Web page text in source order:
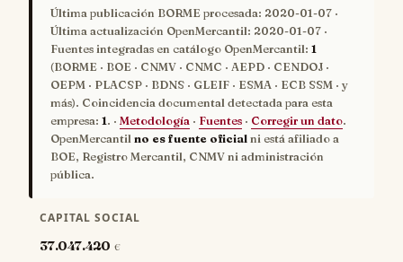
Última publicación BORME procesada: 2020-01-07 ·
Última actualización OpenMercantil: 2020-01-07 ·
Fuentes integradas en catálogo OpenMercantil: 1
(BORME · BOE · CNMV · CNMC · AEPD · CENDOJ ·
OEPM · PLACSP · BDNS · GLEIF · ESMA · ECB SSM · y
más). Coincidencia documental detectada para esta
empresa: 1. · Metodología · Fuentes · Corregir un dato.
OpenMercantil no es fuente oficial ni está afiliado a
BOE, Registro Mercantil, CNMV ni administración
pública.
CAPITAL SOCIAL
37.047.420 €